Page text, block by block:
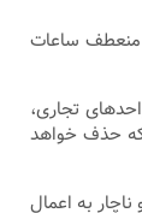
منعطف ساعات
تجاری،
حذف خواهد
به اعمال